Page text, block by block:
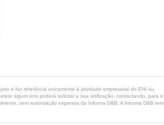
e faz referência unicamente à atividade empresarial do ENI ou
algum erro poderá solicitar a sua retificação, contactando, para o
sem autorização expressa da Informa D&B. A Informa D&B tem